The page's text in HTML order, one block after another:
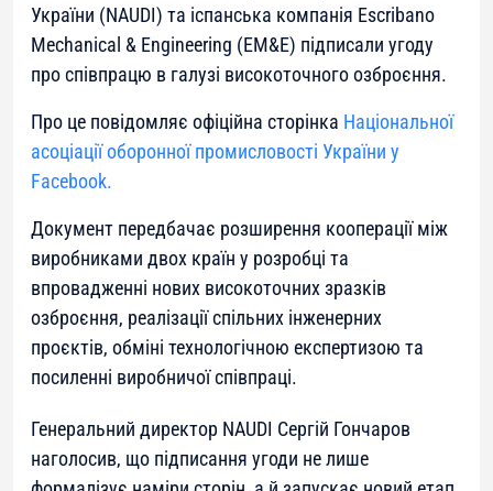
України (NAUDI) та іспанська компанія Escribano
Mechanical & Engineering (EM&E) підписали угоду
про співпрацю в галузі високоточного озброєння.
Про це повідомляє офіційна сторінка Національної
асоціації оборонної промисловості України у
Facebook.
Документ передбачає розширення кооперації між
виробниками двох країн у розробці та
впровадженні нових високоточних зразків
озброєння, реалізації спільних інженерних
проєктів, обміні технологічною експертизою та
посиленні виробничої співпраці.
Генеральний директор NAUDI Сергій Гончаров
наголосив, що підписання угоди не лише